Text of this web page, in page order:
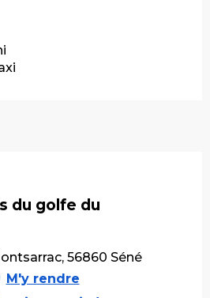
du golfe du
56860 Séné
M'y rendre